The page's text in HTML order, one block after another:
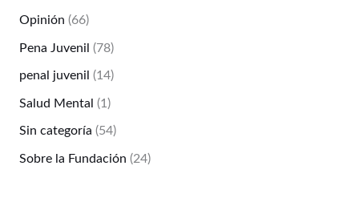
Opinión (66)
Pena Juvenil (78)
penal juvenil (14)
Salud Mental (1)
Sin categoría (54)
Sobre la Fundación (24)